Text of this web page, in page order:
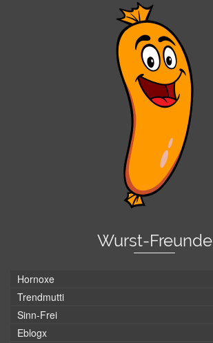
Wurst-Freunde
Hornoxe
Trendmutti
Sinn-Frei
Eblogx